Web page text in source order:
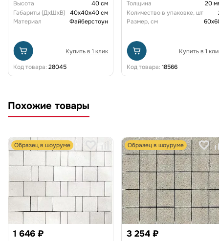
Высота
40 см
Габариты (ДxШxВ)
40x40x40 см
Материал
Файберстоун
Купить в 1 клик
Код товара: 28045
Толщина
20
Количество в упаковке, шт
Размер, см
Купить в 1
Код товара: 18566
Похожие товары
Образец в шоуруме
1 646 ₽
Образец в шоуруме
3 254 ₽